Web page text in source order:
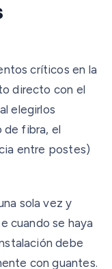
críticos en la
directo con el
elegirlos
de fibra, el
entre postes)
sola vez y
cuando se haya
debe
con guantes.